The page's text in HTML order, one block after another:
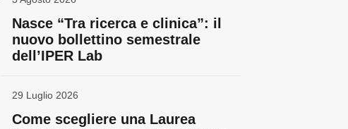
Nasce “Tra ricerca e clinica”: il
nuovo bollettino semestrale
dell’IPER Lab
29 Luglio 2026
Come scegliere una Laurea